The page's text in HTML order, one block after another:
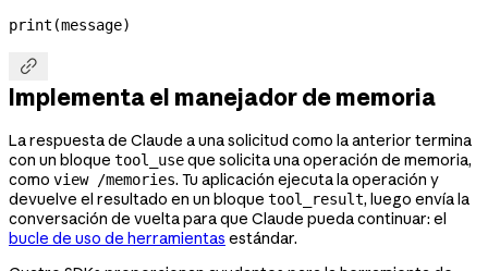
print (message)

Implementa el manejador de memoria
La respuesta de Claude a una solicitud como la anterior termina
con un bloque tool_useque solicita una operación de memoria,
como view /memories. Tu aplicación ejecuta la operación y
devuelve el resultado en un bloque tool_result, luego envía la
conversación de vuelta para que Claude pueda continuar: el
bucle de uso de herramientas estándar.